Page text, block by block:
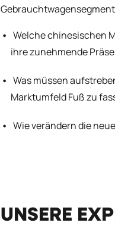
Welche chinesischen
ihre zunehmende
Was müssen
Marktumfeld Fuß zu
Wie verändern die
UNSERE